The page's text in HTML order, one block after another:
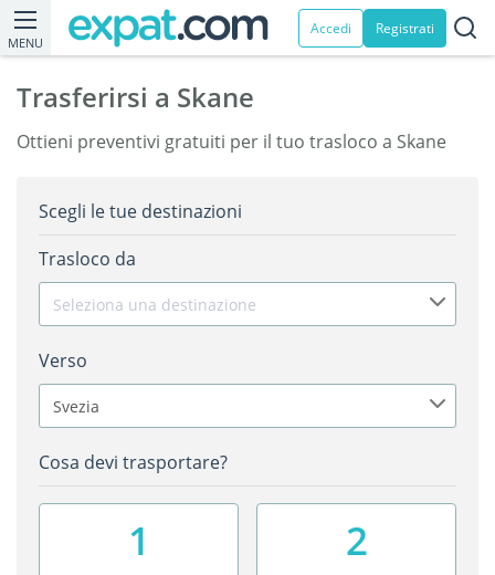
MENU
Accedi Registrati
Trasferirsi a Skane
Ottieni preventivi gratuiti per il tuo trasloco a Skane
Scegli le tue destinazioni
Trasloco da
Seleziona una destinazione
Verso
Svezia
Cosa devi trasportare?
1 2